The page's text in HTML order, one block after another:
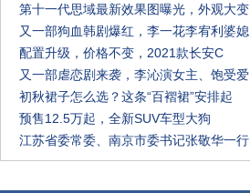
第十一代思域最新效果图曝光，外观大变
又一部狗血韩剧爆红，李一花李宥利婆媳
配置升级，价格不变，2021款长安C
又一部虐恋剧来袭，李沁演女主、饱受爱
初秋裙子怎么选？这条“百褶裙”安排起
预售12.5万起，全新SUV车型大狗
江苏省委常委、南京市委书记张敬华一行